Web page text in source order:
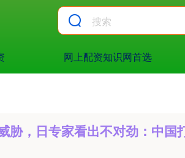
网上配资知识网首选
胁，日专家看出不对劲：中国